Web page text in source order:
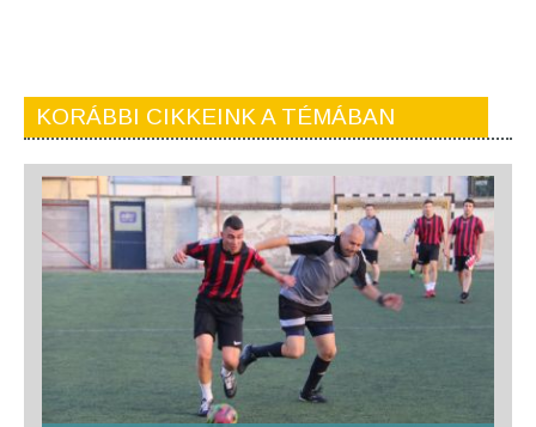
KORÁBBI CIKKEINK A TÉMÁBAN